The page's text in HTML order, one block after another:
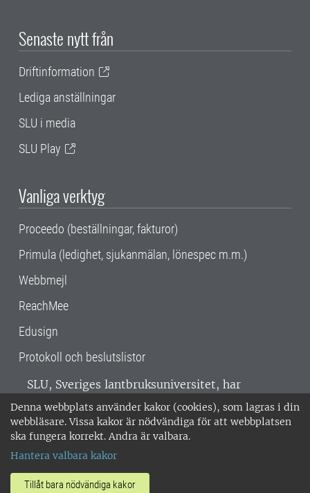
Denna webbplats använder kakor (cookies), som lagras i din
webbläsare. Vissa kakor är nödvändiga för att webbplatsen
ska fungera korrekt. Andra är valbara.
Hantera valbara kakor
Tillåt bara nödvändiga kakor
Senaste nytt från
Driftinformation
Lediga anställningar
SLU i media
SLU Play
Vanliga verktyg
Proceedo (beställningar, fakturor)
Primula (ledighet, sjukanmälan, lönespec m.m.)
Webbmejl
ReachMee
Edusign
Protokoll och beslutslistor
SLU, Sveriges lantbruksuniversitet, har
verksamhet över hela Sverige. Huvudorter är
Alnarp, Uppsala och Umeå.SLU är
miljöcertifierat enligt ISO 14001. •
018-67 10 00 • Org nr: 202100-2817 •
Om SLU:s webbplatser